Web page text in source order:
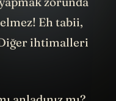
zorunda
Eh tabii,
ihtimalleri